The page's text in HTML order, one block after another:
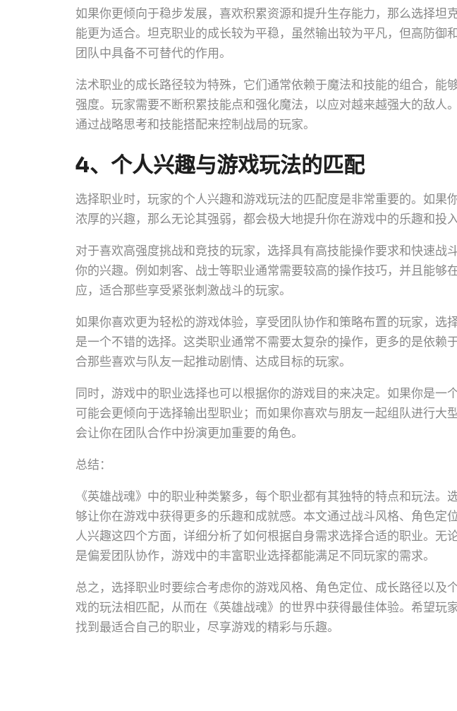
如果你更倾向于稳步发展，喜欢积累资源和提升生存能力，那么选择坦
能更为适合。坦克职业的成长较为平稳，虽然输出较为平凡，但高防御
团队中具备不可替代的作用。
法术职业的成长路径较为特殊，它们通常依赖于魔法和技能的组合，能
强度。玩家需要不断积累技能点和强化魔法，以应对越来越强大的敌人
通过战略思考和技能搭配来控制战局的玩家。
4、个人兴趣与游戏玩法的匹配
选择职业时，玩家的个人兴趣和游戏玩法的匹配度是非常重要的。如果
浓厚的兴趣，那么无论其强弱，都会极大地提升你在游戏中的乐趣和投入
对于喜欢高强度挑战和竞技的玩家，选择具有高技能操作要求和快速战
你的兴趣。例如刺客、战士等职业通常需要较高的操作技巧，并且能够
应，适合那些享受紧张刺激战斗的玩家。
如果你喜欢更为轻松的游戏体验，享受团队协作和策略布置的玩家，选
是一个不错的选择。这类职业通常不需要太复杂的操作，更多的是依赖
合那些喜欢与队友一起推动剧情、达成目标的玩家。
同时，游戏中的职业选择也可以根据你的游戏目的来决定。如果你是一
可能会更倾向于选择输出型职业；而如果你喜欢与朋友一起组队进行大
会让你在团队合作中扮演更加重要的角色。
总结：
《英雄战魂》中的职业种类繁多，每个职业都有其独特的特点和玩法。
够让你在游戏中获得更多的乐趣和成就感。本文通过战斗风格、角色定
人兴趣这四个方面，详细分析了如何根据自身需求选择合适的职业。无
是偏爱团队协作，游戏中的丰富职业选择都能满足不同玩家的需求。
总之，选择职业时要综合考虑你的游戏风格、角色定位、成长路径以及
戏的玩法相匹配，从而在《英雄战魂》的世界中获得最佳体验。希望玩
找到最适合自己的职业，尽享游戏的精彩与乐趣。